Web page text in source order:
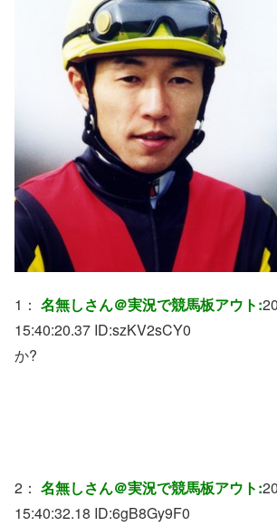
1： 名無しさん＠実況で競馬板アウト:
15:40:20.37 ID:szKV2sCY0
か?
2： 名無しさん＠実況で競馬板アウト:
15:40:32.18 ID:6gB8Gy9F0